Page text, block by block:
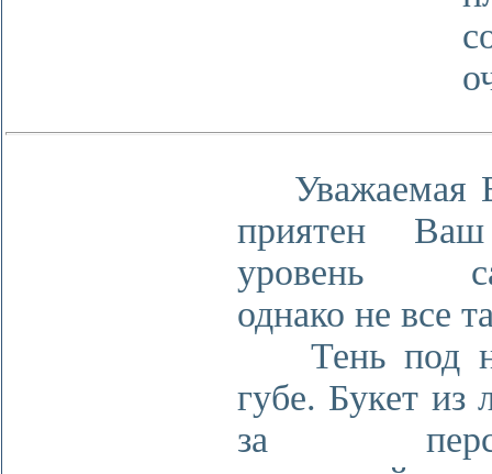
Уважаемая
приятен
уровень
однако не все
Тень под
губе. Букет из
за